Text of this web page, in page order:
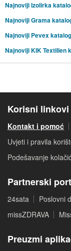
Najnoviji Izolirka
Najnoviji Grama
Najnoviji Pevex katalog
Najnoviji KIK Textilien
Korisni linkovi
Kontakt i pomoć
Uvjeti i pravila
Podešavanje
Partnerski
24sata Poslovni
missZDRAVA
Preuzmi